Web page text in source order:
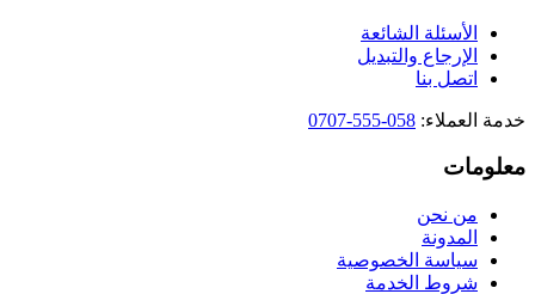
الأسئلة الشائعة
الإرجاع والتبديل
اتصل بنا
خدمة العملاء:
058-555-0707
معلومات
من نحن
المدونة
سياسة الخصوصية
شروط الخدمة